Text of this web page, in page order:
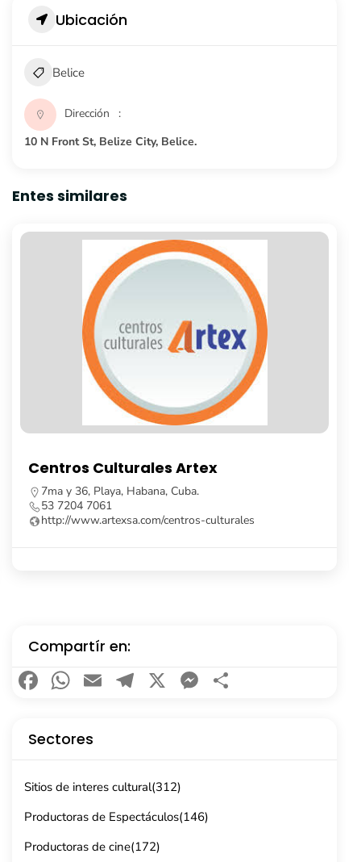
Ubicación
Belice
Dirección
10 N Front St, Belize City, Belice.
Entes similares
Librería Fayad Jamís
Calle Obispo, no. 261, e/ Cuba y Aguiar, La Habana
Vieja, Cuba.
53 7862 8091
Compartír en:
Facebook
WhatsApp
EmailTelegram
X Messenger
Sectores
Sitios de interes cultural(312)
Productoras de Espectáculos(146)
Productoras de cine(172)